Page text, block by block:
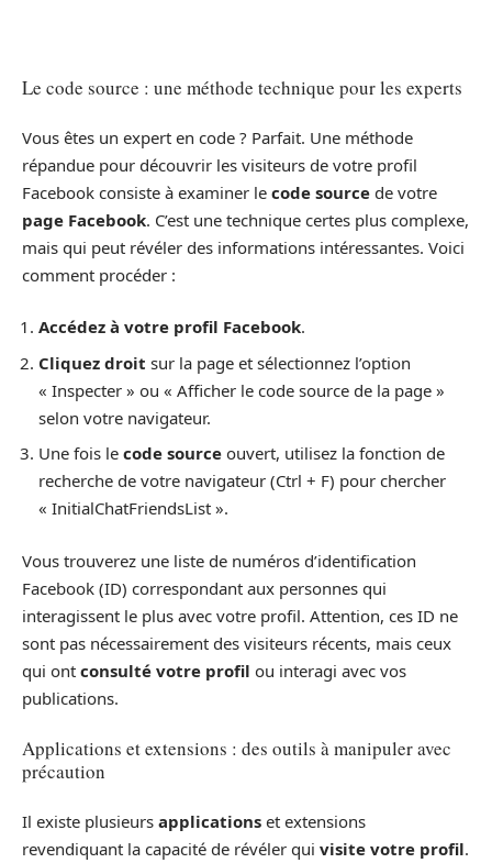
Le code source : une méthode technique pour les experts
Vous êtes un expert en code ? Parfait. Une méthode
répandue pour découvrir les visiteurs de votre profil
Facebook consiste à examiner le code source de votre
page Facebook. C’est une technique certes plus complexe,
mais qui peut révéler des informations intéressantes. Voici
comment procéder :
Accédez à votre profil Facebook.
Cliquez droit sur la page et sélectionnez l’option
« Inspecter » ou « Afficher le code source de la page »
selon votre navigateur.
Une fois le code source ouvert, utilisez la fonction de
recherche de votre navigateur (Ctrl + F) pour chercher
« InitialChatFriendsList ».
Vous trouverez une liste de numéros d’identification
Facebook (ID) correspondant aux personnes qui
interagissent le plus avec votre profil. Attention, ces ID ne
sont pas nécessairement des visiteurs récents, mais ceux
qui ont consulté votre profil ou interagi avec vos
publications.
Applications et extensions : des outils à manipuler avec
précaution
Il existe plusieurs applications et extensions
revendiquant la capacité de révéler qui visite votre profil.